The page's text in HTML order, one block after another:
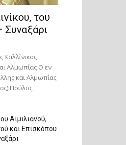
του
Καλλίνικος
Αλμωπίας Ο εν
και Αλμωπίας
Πούλος
Αιμιλιανού,
και Επισκόπου